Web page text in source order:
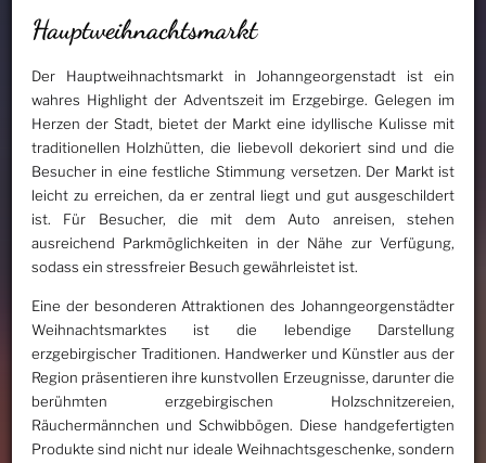
Hauptweihnachtsmarkt
Der Hauptweihnachtsmarkt in Johanngeorgenstadt ist ein
wahres Highlight der Adventszeit im Erzgebirge. Gelegen im
Herzen der Stadt, bietet der Markt eine idyllische Kulisse mit
traditionellen Holzhütten, die liebevoll dekoriert sind und die
Besucher in eine festliche Stimmung versetzen. Der Markt ist
leicht zu erreichen, da er zentral liegt und gut ausgeschildert
ist. Für Besucher, die mit dem Auto anreisen, stehen
ausreichend Parkmöglichkeiten in der Nähe zur Verfügung,
sodass ein stressfreier Besuch gewährleistet ist.
Eine der besonderen Attraktionen des Johanngeorgenstädter
Weihnachtsmarktes ist die lebendige Darstellung
erzgebirgischer Traditionen. Handwerker und Künstler aus der
Region präsentieren ihre kunstvollen Erzeugnisse, darunter die
berühmten erzgebirgischen Holzschnitzereien,
Räuchermännchen und Schwibbögen. Diese handgefertigten
Produkte sind nicht nur ideale Weihnachtsgeschenke, sondern